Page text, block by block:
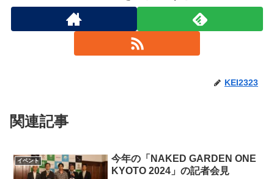
KEI2323
関連記事
イベント
今年の「NAKED GARDEN ONE
KYOTO 2024」の記者会見